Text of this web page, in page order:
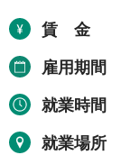
賃金
雇用期間
就業時間
就業場所